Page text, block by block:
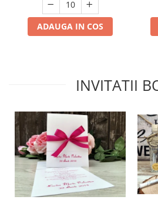
ADAUGA IN COS
INVITATII